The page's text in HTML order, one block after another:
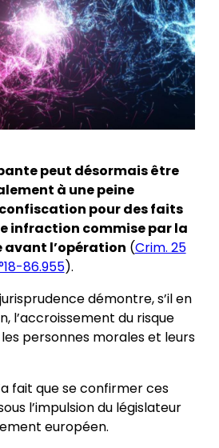
peut désormais être
à une peine
pour des faits
infraction commise par la
avant l’opération (Crim. 25
86.955).
démontre, s’il en
l’accroissement du risque
personnes morales et leurs
fait que se confirmer ces
l’impulsion du législateur
européen.